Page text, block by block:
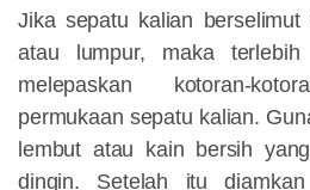
Jika sepatu kalian
atau lumpur, maka
melepaskan kotoran-
permukaan sepatu kalian.
lembut atau kain bersih
dingin. Setelah itu